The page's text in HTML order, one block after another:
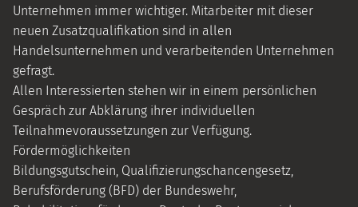
Unternehmen immer wichtiger. Mitarbeiter mit dieser
neuen Zusatzqualifikation sind in allen
Handelsunternehmen und verarbeitenden Unternehmen
gefragt.
Allen Interessierten stehen wir in einem persönlichen
Gespräch zur Abklärung ihrer individuellen
Teilnahmevoraussetzungen zur Verfügung.
Fördermöglichkeiten
Bildungsgutschein, Qualifizierungschancengesetz,
Berufsförderung (BFD) der Bundeswehr,